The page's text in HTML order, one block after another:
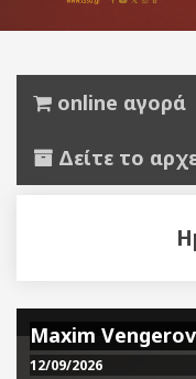
online αγορά
Δείτε το
Maxim Vengerov
12/09/2026